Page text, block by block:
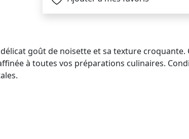
goût de noisette et sa texture croquante.
à toutes vos préparations culinaires.